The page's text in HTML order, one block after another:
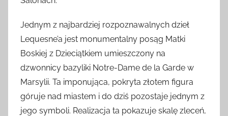
Jednym z najbardziej rozpoznawalnych dzieł
Lequesne’a jest monumentalny posąg Matki
Boskiej z Dzieciątkiem umieszczony na
dzwonnicy bazyliki Notre-Dame de la Garde w
Marsylii. Ta imponująca, pokryta złotem figura
góruje nad miastem i do dziś pozostaje jednym z
jego symboli. Realizacja ta pokazuje skalę zleceń,